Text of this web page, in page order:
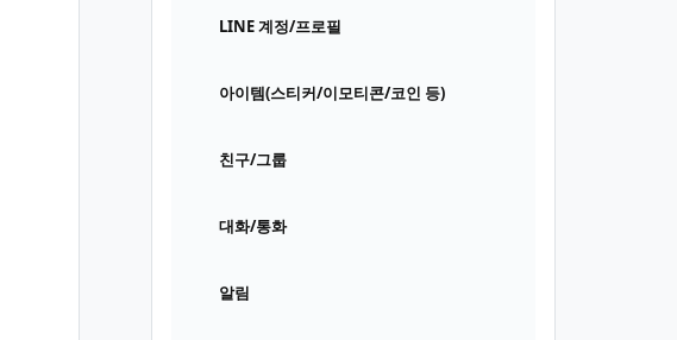
LINE 계정/프로필
아이템(스티커/이모티콘/코인 등)
친구/그룹
대화/통화
알림